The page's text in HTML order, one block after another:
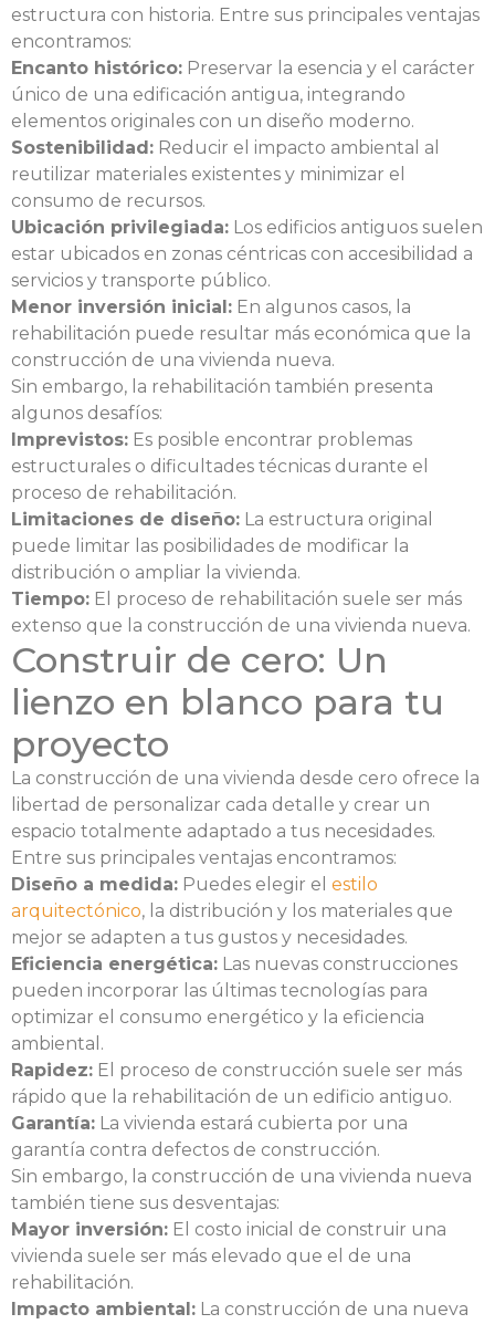
estructura con historia. Entre sus principales ventajas
encontramos:
Encanto histórico: Preservar la esencia y el carácter
único de una edificación antigua, integrando
elementos originales con un diseño moderno.
Sostenibilidad: Reducir el impacto ambiental al
reutilizar materiales existentes y minimizar el
consumo de recursos.
Ubicación privilegiada: Los edificios antiguos suelen
estar ubicados en zonas céntricas con accesibilidad a
servicios y transporte público.
Menor inversión inicial: En algunos casos, la
rehabilitación puede resultar más económica que la
construcción de una vivienda nueva.
Sin embargo, la rehabilitación también presenta
algunos desafíos:
Imprevistos: Es posible encontrar problemas
estructurales o dificultades técnicas durante el
proceso de rehabilitación.
Limitaciones de diseño: La estructura original
puede limitar las posibilidades de modificar la
distribución o ampliar la vivienda.
Tiempo: El proceso de rehabilitación suele ser más
extenso que la construcción de una vivienda nueva.
Construir de cero: Un
lienzo en blanco para tu
proyecto
La construcción de una vivienda desde cero ofrece la
libertad de personalizar cada detalle y crear un
espacio totalmente adaptado a tus necesidades.
Entre sus principales ventajas encontramos:
Diseño a medida: Puedes elegir el estilo
arquitectónico, la distribución y los materiales que
mejor se adapten a tus gustos y necesidades.
Eficiencia energética: Las nuevas construcciones
pueden incorporar las últimas tecnologías para
optimizar el consumo energético y la eficiencia
ambiental.
Rapidez: El proceso de construcción suele ser más
rápido que la rehabilitación de un edificio antiguo.
Garantía: La vivienda estará cubierta por una
garantía contra defectos de construcción.
Sin embargo, la construcción de una vivienda nueva
también tiene sus desventajas:
Mayor inversión: El costo inicial de construir una
vivienda suele ser más elevado que el de una
rehabilitación.
Impacto ambiental: La construcción de una nueva